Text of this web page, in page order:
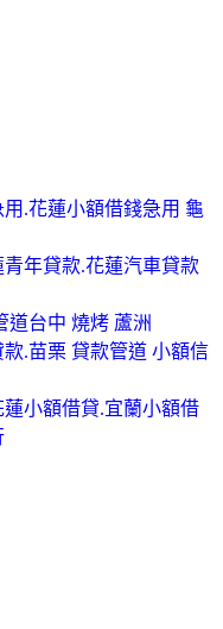
.花蓮小額借錢急用 龜
年貸款.花蓮汽車貸款
道台中 燒烤 蘆洲
.苗栗 貸款管道 小額信
小額借貸.宜蘭小額借